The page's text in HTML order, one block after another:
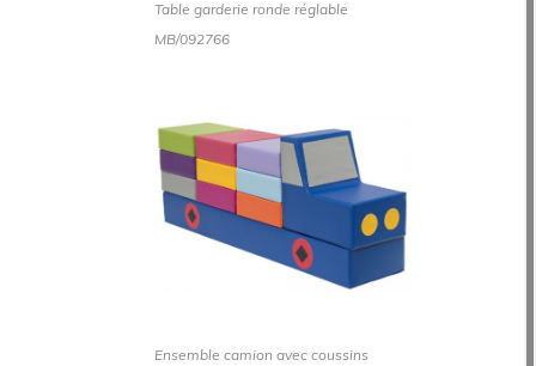
Table garderie ronde réglable
MB/092766
Ensemble camion avec coussins